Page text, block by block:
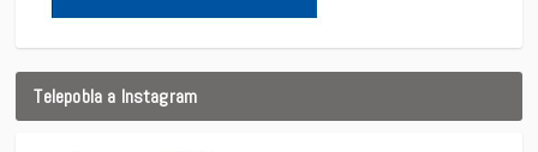
Telepobla a Instagram